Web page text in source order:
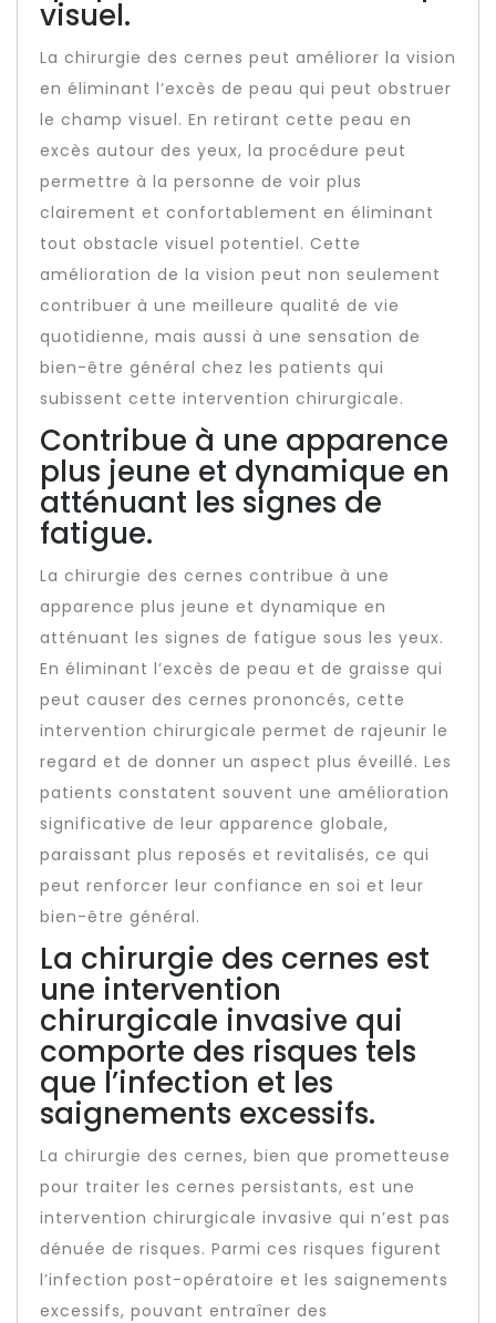
visuel.
La chirurgie des cernes peut améliorer la vision
en éliminant l’excès de peau qui peut obstruer
le champ visuel. En retirant cette peau en
excès autour des yeux, la procédure peut
permettre à la personne de voir plus
clairement et confortablement en éliminant
tout obstacle visuel potentiel. Cette
amélioration de la vision peut non seulement
contribuer à une meilleure qualité de vie
quotidienne, mais aussi à une sensation de
bien-être général chez les patients qui
subissent cette intervention chirurgicale.
Contribue à une apparence
plus jeune et dynamique en
atténuant les signes de
fatigue.
La chirurgie des cernes contribue à une
apparence plus jeune et dynamique en
atténuant les signes de fatigue sous les yeux.
En éliminant l’excès de peau et de graisse qui
peut causer des cernes prononcés, cette
intervention chirurgicale permet de rajeunir le
regard et de donner un aspect plus éveillé. Les
patients constatent souvent une amélioration
significative de leur apparence globale,
paraissant plus reposés et revitalisés, ce qui
peut renforcer leur confiance en soi et leur
bien-être général.
La chirurgie des cernes est
une intervention
chirurgicale invasive qui
comporte des risques tels
que l’infection et les
saignements excessifs.
La chirurgie des cernes, bien que prometteuse
pour traiter les cernes persistants, est une
intervention chirurgicale invasive qui n’est pas
dénuée de risques. Parmi ces risques figurent
l’infection post-opératoire et les saignements
excessifs, pouvant entraîner des